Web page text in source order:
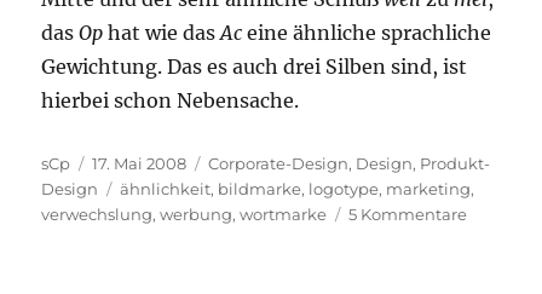
dasOp hat wie dasAc eine ähnliche sprachliche
Gewichtung. Das es auch drei Silben sind, ist
hierbei schon Nebensache.
Autor
sCp
Veröffentlicht
am
17. Mai 2008 Kategorien
Corporate-Design, Design, Produkt-
Design
Schlagwörter
ähnlichkeit, bildmarke, logotype, marketing,
verwechslung,werbung,wortmarke 5 Kommentarezu